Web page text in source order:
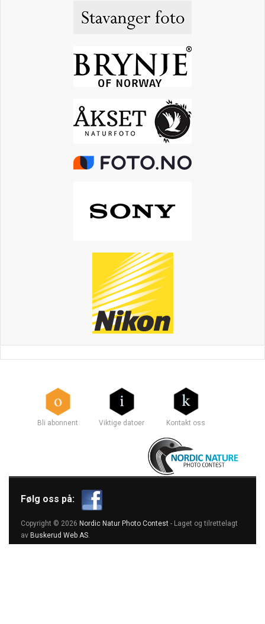
Bli abonnent Viktige datoer Kontakt oss
Følg oss på:
Copyright © 2026 Nordic Natur Photo Contest - Laget og tilrettelagt
av Buskerud Web AS.